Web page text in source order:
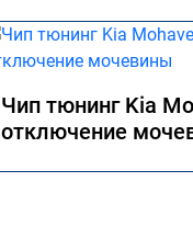
Чип тюнинг Kia
отключение